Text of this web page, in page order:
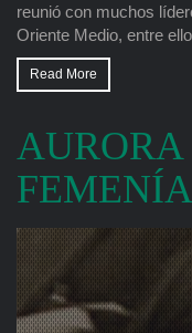
reunió con muchos
Oriente Medio, entre
Read More